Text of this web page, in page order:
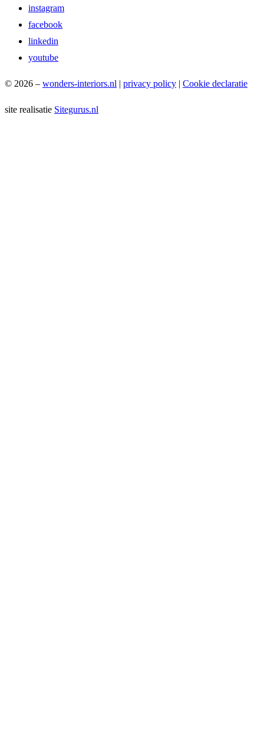
instagram
facebook
linkedin
youtube
© 2026 – wonders-interiors.nl | privacy policy | Cookie declaratie
site realisatie Sitegurus.nl